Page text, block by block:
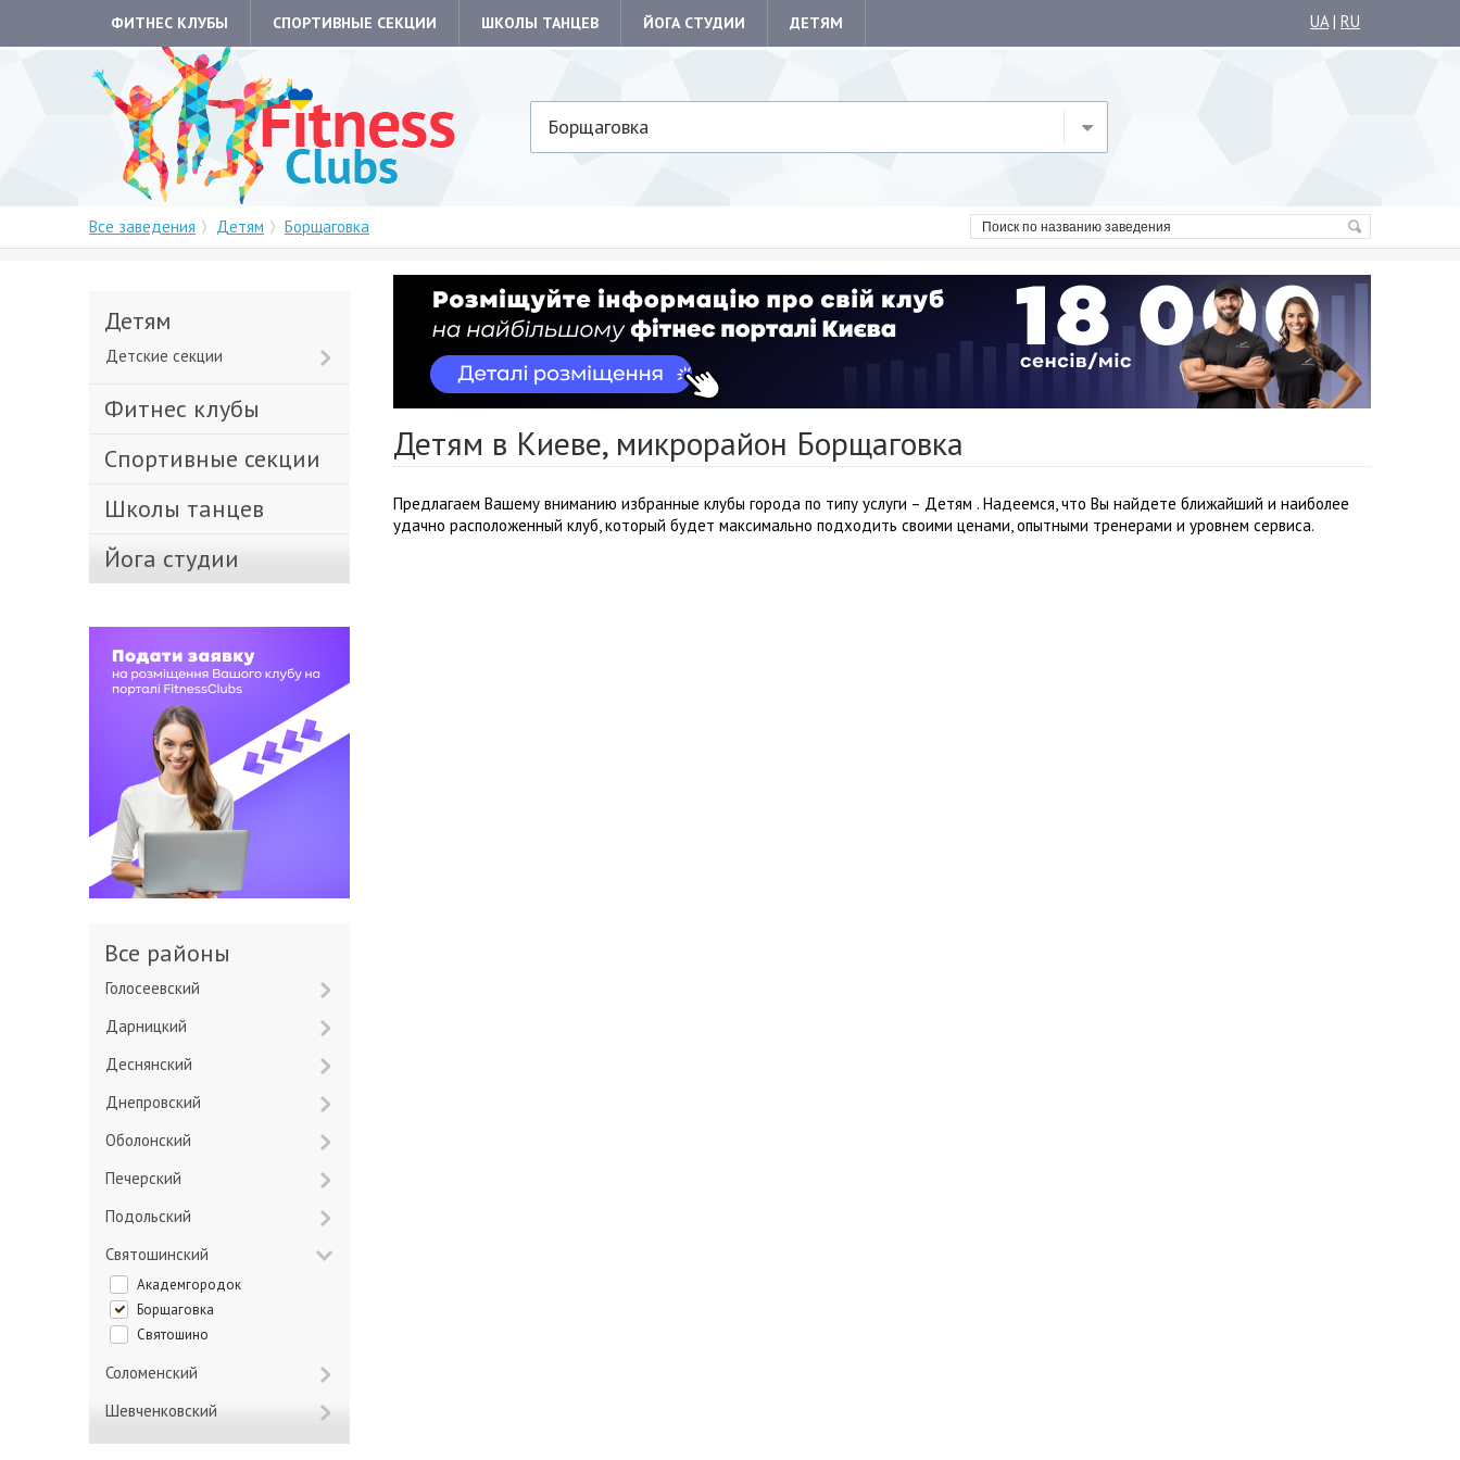
ФИТНЕС КЛУБЫ СПОРТИВНЫЕ СЕКЦИИ ШКОЛЫ ТАНЦЕВ ЙОГА СТУДИИ ДЕТЯМ UA| RU
Борщаговка
Все заведения Детям Борщаговка
Детям в Киеве, микрорайон Борщаговка
Предлагаем Вашему вниманию избранные клубы города по типу услуги – Детям . Надеемся, что Вы найдете ближайший и наиболее
удачно расположенный клуб, который будет максимально подходить своими ценами, опытными тренерами и уровнем сервиса.
Детям
Детские секции
Фитнес клубы
Спортивные секции
Школы танцев
Йога студии
Все районы
Голосеевский
Дарницкий
Деснянский
Днепровский
Оболонский
Печерский
Подольский
Святошинский
Академгородок
Борщаговка
Святошино
Соломенский
Шевченковский